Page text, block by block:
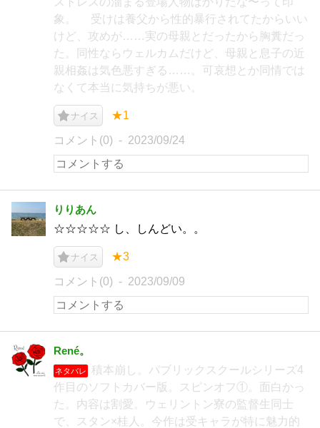
象。 受けは養父から性的暴行されてたからいい
けど、攻めが……実の母親とだったから胸糞だっ
た。同性ならウェルカムだけど、母親と息子の近
親相姦は気色悪すぎる……。可哀想とか同情では
なくて本当に気持ちが悪い。
ナイス ★1
コメント(0) 2023/09/24
りりあん
☆☆☆☆☆ し、しんどい。。
ナイス ★3
コメント(0) 2023/09/09
René。
ネタバレ
積本崩し。パブリックスクールシリーズ4
作目のソフトカバー版。スピンオフ①。面白かっ
た。内容は割愛。ウェリントン寮の監督生同士
で、スタン×桂人。今作は受キャラが特に魅力的